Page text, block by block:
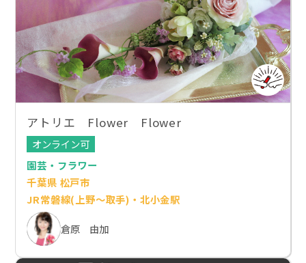
アトリエ Flower Flower
オンライン可
園芸・フラワー
千葉県 松戸市
JR常磐線(上野～取手)・北小金駅
倉原 由加